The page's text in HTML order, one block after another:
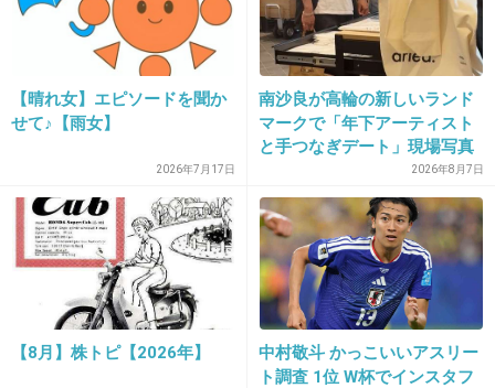
29. 匿名2012/12/08(土) 00:14:20
大沢たかおさん
+80 -1
仲村トオル
+52 -5
31. 匿名 2012/12/08(土) 00:15:42
【晴れ女】エピソードを聞か
せて♪【雨女】
2026年7月17日
南沙良が高輪の新しいランド
マークで「年下アーティスト
と手つなぎデート」現場写真
2026年8月7日
【8月】株トピ【2026年】
中村敬斗 かっこいいアスリー
ト調査 1位 W杯でインスタフ